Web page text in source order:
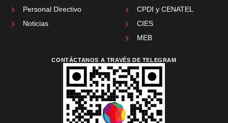
Personal Directivo
Noticias
CPDI y CENATEL
CIES
MEB
CONTÁCTANOS A TRAVÉS DE TELEGRAM